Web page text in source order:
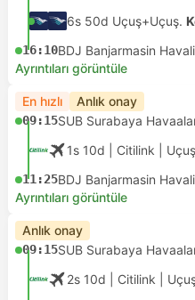
6s 50d Uçuş+Uçuş.
16:10BDJ Banjarmasin
Ayrıntıları görüntüle
En hızlı Anlık onay
09:15SUB Surabaya
1s 10d | Citilink
11:25
Ayrıntıları görüntüle
Anlık onay
09:15SUB Surabaya
2s 10d | Citilink